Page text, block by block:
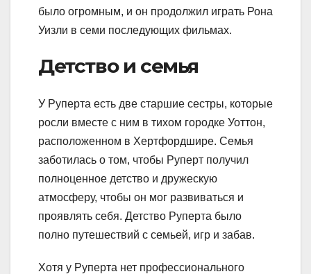
было огромным, и он продолжил играть Рона
Уизли в семи последующих фильмах.
Детство и семья
У Руперта есть две старшие сестры, которые
росли вместе с ним в тихом городке Уоттон,
расположенном в Хертфордшире. Семья
заботилась о том, чтобы Руперт получил
полноценное детство и дружескую
атмосферу, чтобы он мог развиваться и
проявлять себя. Детство Руперта было
полно путешествий с семьей, игр и забав.
Хотя у Руперта нет профессионального